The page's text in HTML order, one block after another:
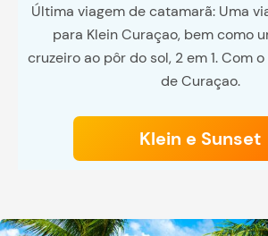
Última viagem de catamarã: Uma
para Klein Curaçao, bem como
cruzeiro ao pôr do sol, 2 em 1. Com
de Curaçao.
Klein e Sunset